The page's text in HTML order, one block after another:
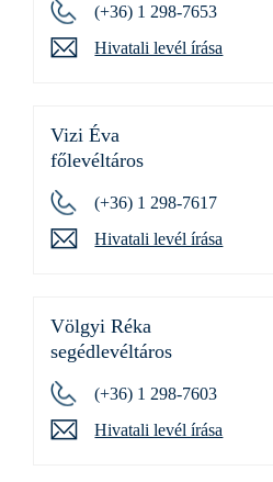
(+36) 1 298-7653
Hivatali levél írása
Vizi Éva
főlevéltáros
(+36) 1 298-7617
Hivatali levél írása
Völgyi Réka
segédlevéltáros
(+36) 1 298-7603
Hivatali levél írása